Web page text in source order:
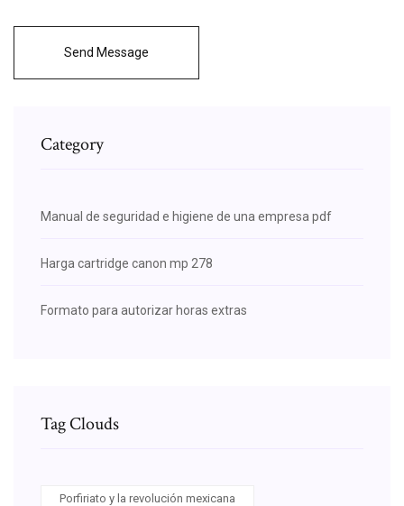
Send Message
Category
Manual de seguridad e higiene de una empresa pdf
Harga cartridge canon mp 278
Formato para autorizar horas extras
Tag Clouds
Porfiriato y la revolución mexicana